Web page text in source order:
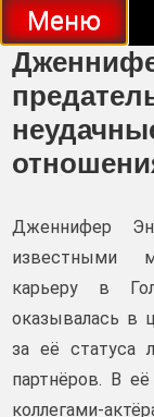
Меню
Дженнифер
известными
карьеру в
оказывалась в
за её статуса
партнёров. В
коллегами-